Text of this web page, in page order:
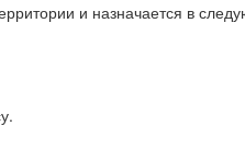
и назначается в